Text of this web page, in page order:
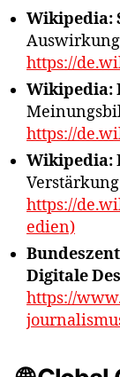
Wikipedia:
https://
Wikipedia:
https://
Wikipedia:
https://
edien)
Digitale
https://